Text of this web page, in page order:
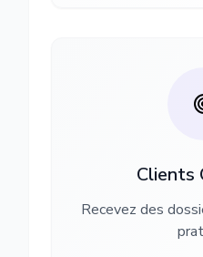
Clients
Recevez des